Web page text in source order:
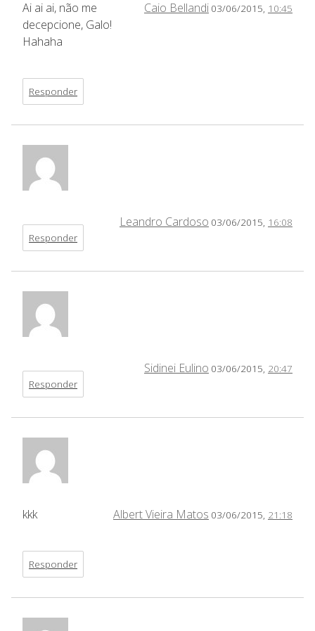
Caio Bellandi 03/06/2015, 10:45
Ai ai ai, não me
decepcione, Galo!
Hahaha
Responder
Leandro Cardoso 03/06/2015, 16:08
Responder
Sidinei Eulino 03/06/2015, 20:47
Responder
Albert Vieira Matos 03/06/2015, 21:18
kkk
Responder